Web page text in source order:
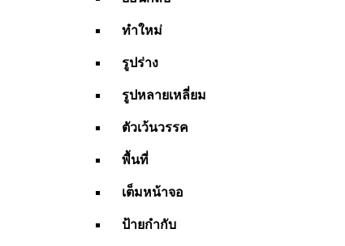
ทำใหม่
รูปร่าง
รูปหลายเหลี่ยม
ตัวเว้นวรรค
พื้นที่
เต็มหน้าจอ
ป้ายกำกับ